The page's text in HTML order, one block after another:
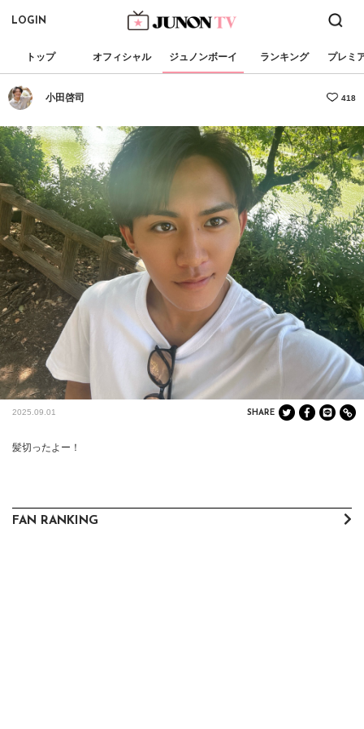
LOGIN
トップ オフィシャル ジュノンボーイ ランキング プレミ
小田啓司 418
2025.09.01 SHARE
髪切ったよー！
FAN RANKING